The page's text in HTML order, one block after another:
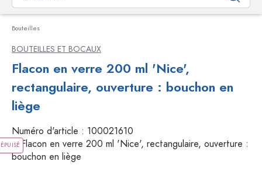
Bouteilles
BOUTEILLES ET BOCAUX
Flacon en verre 200 ml 'Nice',
rectangulaire, ouverture : bouchon en
liège
Numéro d'article : 100021610
ÉPUISÉ